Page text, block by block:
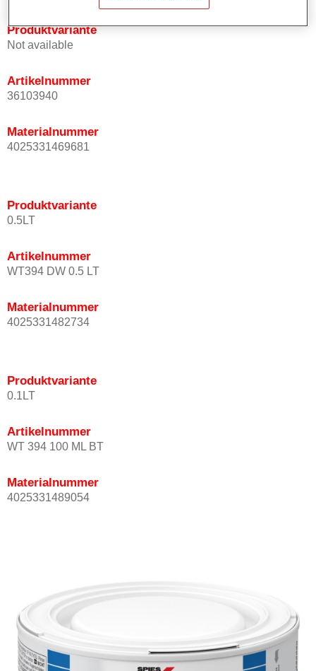
Produktvariante
Not available
Artikelnummer
36103940
Materialnummer
4025331469681
Produktvariante
0.5LT
Artikelnummer
WT394 DW 0.5 LT
Materialnummer
4025331482734
Produktvariante
0.1LT
Artikelnummer
WT 394 100 ML BT
Materialnummer
4025331489054